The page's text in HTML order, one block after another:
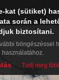
kat (sütiket)
során a
biztosítani.
böngészéssel
használatához.
Tudj meg